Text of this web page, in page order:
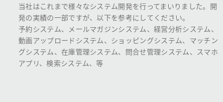
当社はこれまで様々なシステム開発を行ってまいりました。開
発の実績の一部ですが、以下を参考にしてください。
予約システム、メールマガジンシステム、経営分析システム、
動画アップロードシステム、ショッピングシステム、マッチン
グシステム、在庫管理システム、問合せ管理システム、スマホ
アプリ、検索システム、等